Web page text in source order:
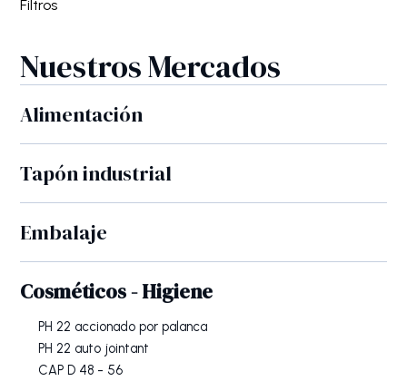
Filtros
Nuestros Mercados
Alimentación
Tapón industrial
Embalaje
Cosméticos - Higiene
PH 22 accionado por palanca
PH 22 auto jointant
CAP D 48 - 56